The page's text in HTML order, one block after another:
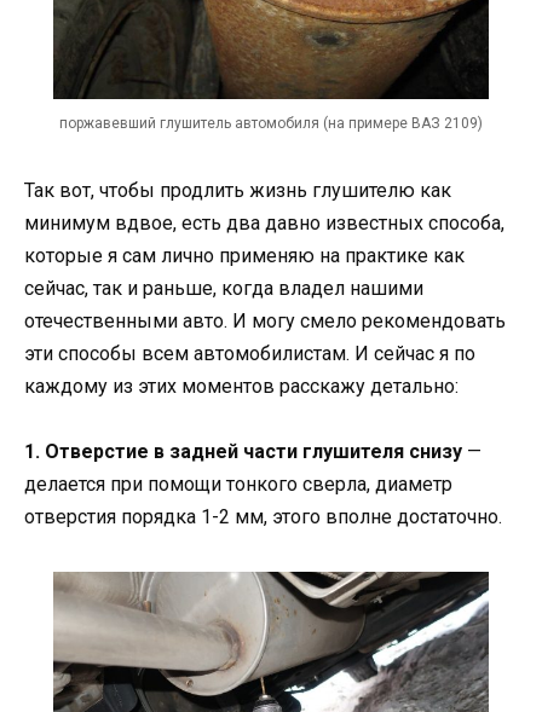
поржавевший глушитель автомобиля (на примере ВАЗ 2109)
Так вот, чтобы продлить жизнь глушителю как
минимум вдвое, есть два давно известных способа,
которые я сам лично применяю на практике как
сейчас, так и раньше, когда владел нашими
отечественными авто. И могу смело рекомендовать
эти способы всем автомобилистам. И сейчас я по
каждому из этих моментов расскажу детально:
1. Отверстие в задней части глушителя снизу —
делается при помощи тонкого сверла, диаметр
отверстия порядка 1-2 мм, этого вполне достаточно.